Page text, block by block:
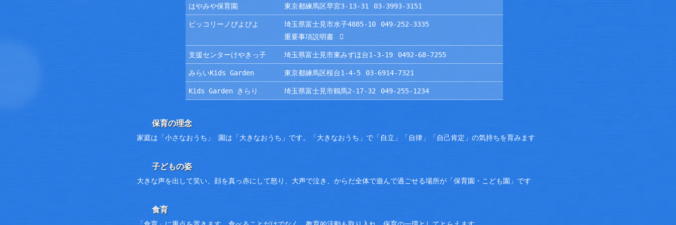
はやみや保育園 東京都練馬区早宮3-13-31 03-3993-3151
ピッコリーノぴよぴよ 埼玉県富士見市水子4885-10
049-252-3335
重要事項説明書
支援センターけやきっ子 埼玉県富士見市東みずほ台1-3-19 0492-68-7255
みらいKids Garden 東京都練馬区桜台1-4-5 03-6914-7321
Kids Garden きらり 埼玉県富士見市鶴馬2-17-32 049-255-1234
保育の理念
家庭は「小さなおうち」 園は「大きなおうち」です。「大きなおうち」で「自立」「自律」「自己肯定」の気持ちを育みます
子どもの姿
大きな声を出して笑い、顔を真っ赤にして怒り、大声で泣き、からだ全体で遊んで過ごせる場所が「保育園・こども園」です
食育